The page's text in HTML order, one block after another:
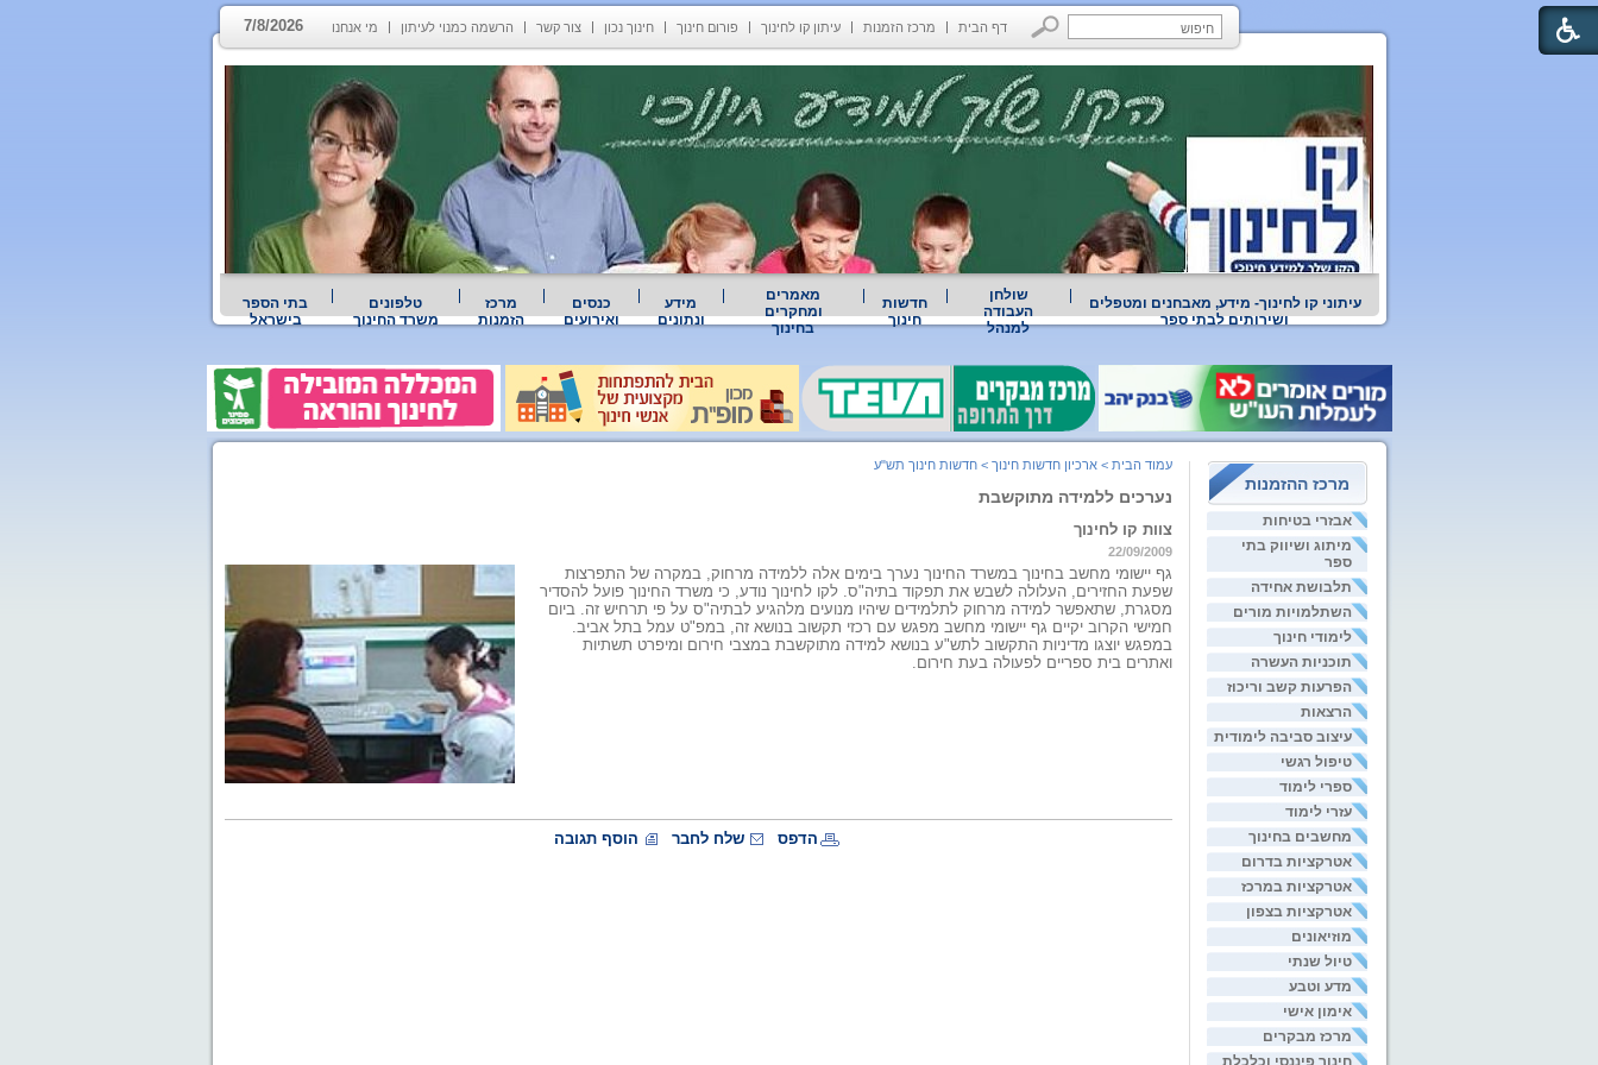
דף הבית מרכז הזמנות עיתון קו לחינוך פורום חינוך חינוך נכון צור קשר הרשמה כמנוי לעיתון מי אנחנו 7/8/2026
עיתוני קו לחינוך- מידע, מאבחנים ומטפלים
ושירותים לבתי ספר
שולחן
העבודה
למנהל
חדשות
חינוך
מאמרים
ומחקרים
בחינוך
מידע
ונתונים
כנסים
ואירועים
מרכז
הזמנות
טלפונים
משרד החינוך
בתי הספר
בישראל
מרכז ההזמנות
אבזרי בטיחות
מיתוג ושיווק בתי
ספר
תלבושת אחידה
השתלמויות מורים
לימודי חינוך
תוכניות העשרה
הפרעות קשב וריכוז
הרצאות
עיצוב סביבה לימודית
טיפול רגשי
ספרי לימוד
עזרי לימוד
מחשבים בחינוך
אטרקציות בדרום
אטרקציות במרכז
אטרקציות בצפון
מוזיאונים
טיול שנתי
מדע וטבע
אימון אישי
מרכז מבקרים
חינוך פיננסי וכלכלת
עמוד הבית > ארכיון חדשות חינוך > חדשות חינוך תש"ע
נערכים ללמידה מתוקשבת
צוות קו לחינוך
22/09/2009
גף יישומי מחשב בחינוך במשרד החינוך נערך בימים אלה ללמידה מרחוק, במקרה של התפרצות
שפעת החזירים, העלולה לשבש את תפקוד בתיה"ס. לקו לחינוך נודע, כי משרד החינוך פועל להסדיר
מסגרת, שתאפשר למידה מרחוק לתלמידים שיהיו מנועים מלהגיע לבתיה"ס על פי תרחיש זה. ביום
חמישי הקרוב יקיים גף יישומי מחשב מפגש עם רכזי תקשוב בנושא זה, במפ"ט עמל בתל אביב.
במפגש יוצגו מדיניות התקשוב לתש"ע בנושא למידה מתוקשבת במצבי חירום ומיפרט תשתיות
ואתרים בית ספריים לפעולה בעת חירום.
הדפס שלח לחבר הוסף תגובה